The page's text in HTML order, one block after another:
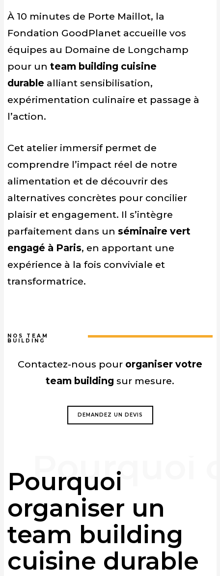
À 10 minutes de Porte Maillot, la
Fondation GoodPlanet accueille vos
équipes au Domaine de Longchamp
pour un team building cuisine
durable alliant sensibilisation,
expérimentation culinaire et passage à
l’action.
Cet atelier immersif permet de
comprendre l’impact réel de notre
alimentation et de découvrir des
alternatives concrètes pour concilier
plaisir et engagement. Il s’intègre
parfaitement dans un séminaire vert
engagé à Paris, en apportant une
expérience à la fois conviviale et
transformatrice.
NOS TEAM
BUILDING
Contactez-nous pour organiser votre
team building sur mesure.
DEMANDEZ UN DEVIS
Pourquoi
organiser un
team building
cuisine durable